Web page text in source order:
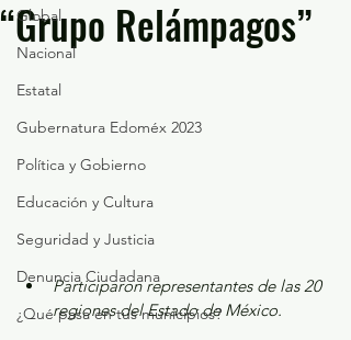
Global
Nacional
Estatal
Gubernatura Edoméx 2023
Política y Gobierno
Educación y Cultura
Seguridad y Justicia
Denuncia Ciudadana
¿Qué pasa en tus municipios?
“Grupo Relámpagos”
Participaron representantes de las 20
regiones del Estado de México.